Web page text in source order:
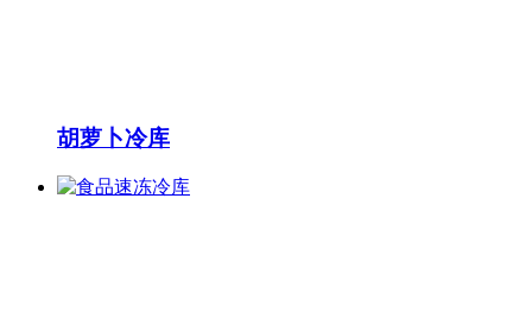
胡萝卜冷库